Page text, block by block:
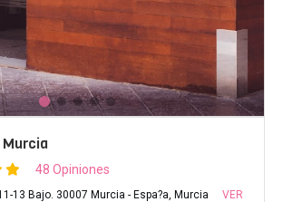
48 Opiniones
13 Bajo. 30007 Murcia - Espa?a, Murcia
VER